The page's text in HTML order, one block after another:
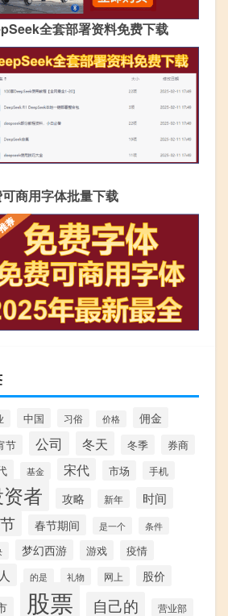
全套部署资料免费下载
商用字体批量下载
中国 习俗 价格 佣金
节 公司 冬天 冬季 券商
基金 宋代 市场 手机
者 攻略 新年 时间
春节期间 是一个
条件
梦幻西游 游戏 疫情
的是 礼物 网上
股价
股票 自己的 营业部